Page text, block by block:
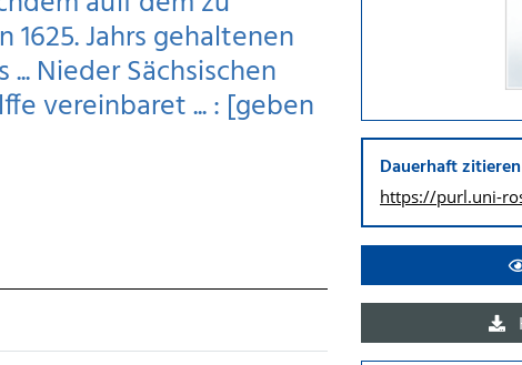
Jahrs gehaltenen
Nieder Sächsischen
vereinbaret ... : [geben
Dauerhaft zitieren
https://purl.uni-